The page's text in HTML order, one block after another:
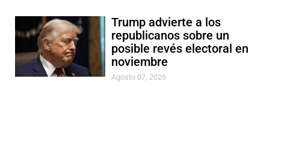
Trump advierte a los
republicanos sobre un
posible revés electoral en
noviembre
Agosto 07, 2026